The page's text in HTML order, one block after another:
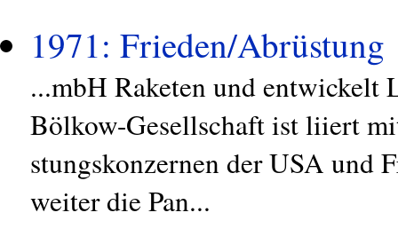
1971: Frieden/Abrüstung
...mbH Raketen und
Bölkow-Gesellschaft ist liiert
stungskonzernen der USA und
weiter die Pan...